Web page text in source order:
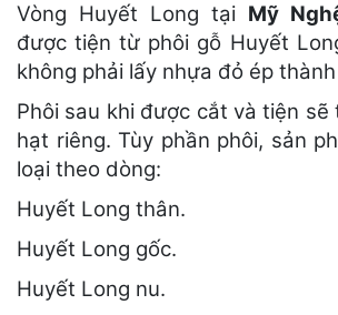
Vòng Huyết Long tại Mỹ
được tiện từ phôi gỗ Huyết
không phải lấy nhựa đỏ ép
Phôi sau khi được cắt và tiện
hạt riêng. Tùy phần phôi, sản
loại theo dòng:
Huyết Long thân.
Huyết Long gốc.
Huyết Long nu.